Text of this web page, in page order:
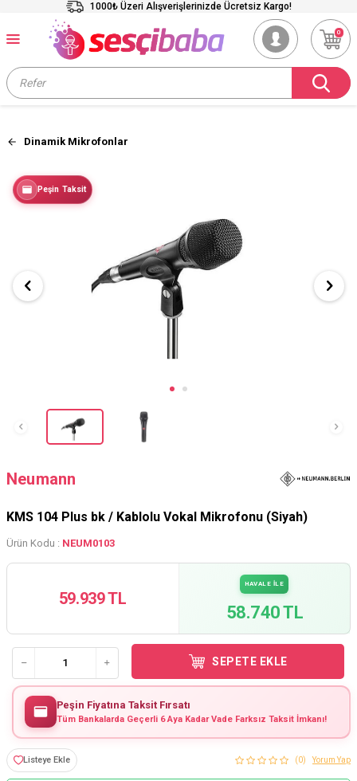
1000₺ Üzeri Alışverişlerinizde Ücretsiz Kargo!
0
Dinamik Mikrofonlar
Peşin Taksit
Neumann
KMS 104 Plus bk / Kablolu Vokal Mikrofonu (Siyah)
Ürün Kodu : NEUM0103
59.939 TL
HAVALE İLE
58.740 TL
SEPETE EKLE
Peşin Fiyatına Taksit Fırsatı
Tüm Bankalarda Geçerli 6 Aya Kadar Vade Farksız Taksit İmkanı!
Listeye Ekle (0) Yorum Yap